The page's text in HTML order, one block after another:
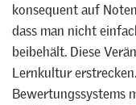
konsequent auf
dass man nicht
beibehält. Diese
Lernkultur
Bewertungssystems